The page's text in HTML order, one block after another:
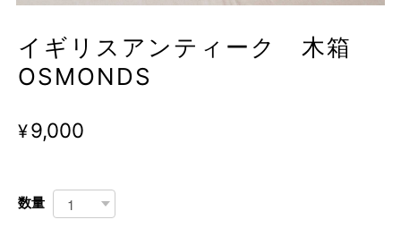
イギリスアンティーク 木箱
OSMONDS
¥9,000
数量